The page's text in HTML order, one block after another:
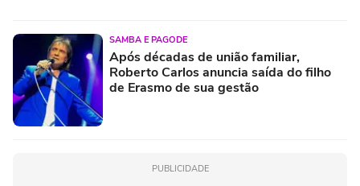
SAMBA E PAGODE
Após décadas de união familiar,
Roberto Carlos anuncia saída do filho
de Erasmo de sua gestão
PUBLICIDADE